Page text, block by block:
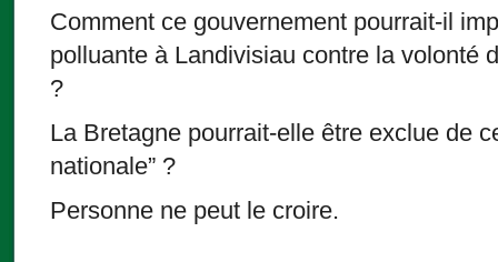
Comment ce gouvernement pourrait-il
polluante à Landivisiau contre la volonté
?
La Bretagne pourrait-elle être exclue de
nationale” ?
Personne ne peut le croire.